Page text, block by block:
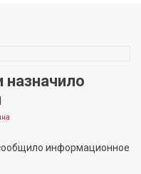
назначило
информационное